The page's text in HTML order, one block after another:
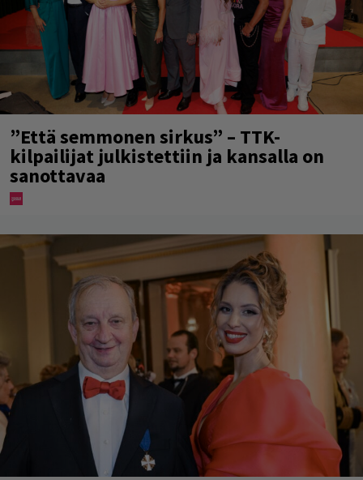
”Että semmonen sirkus” – TTK-
kilpailijat julkistettiin ja kansalla on
sanottavaa